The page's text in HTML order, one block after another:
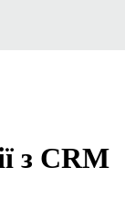
з CRM